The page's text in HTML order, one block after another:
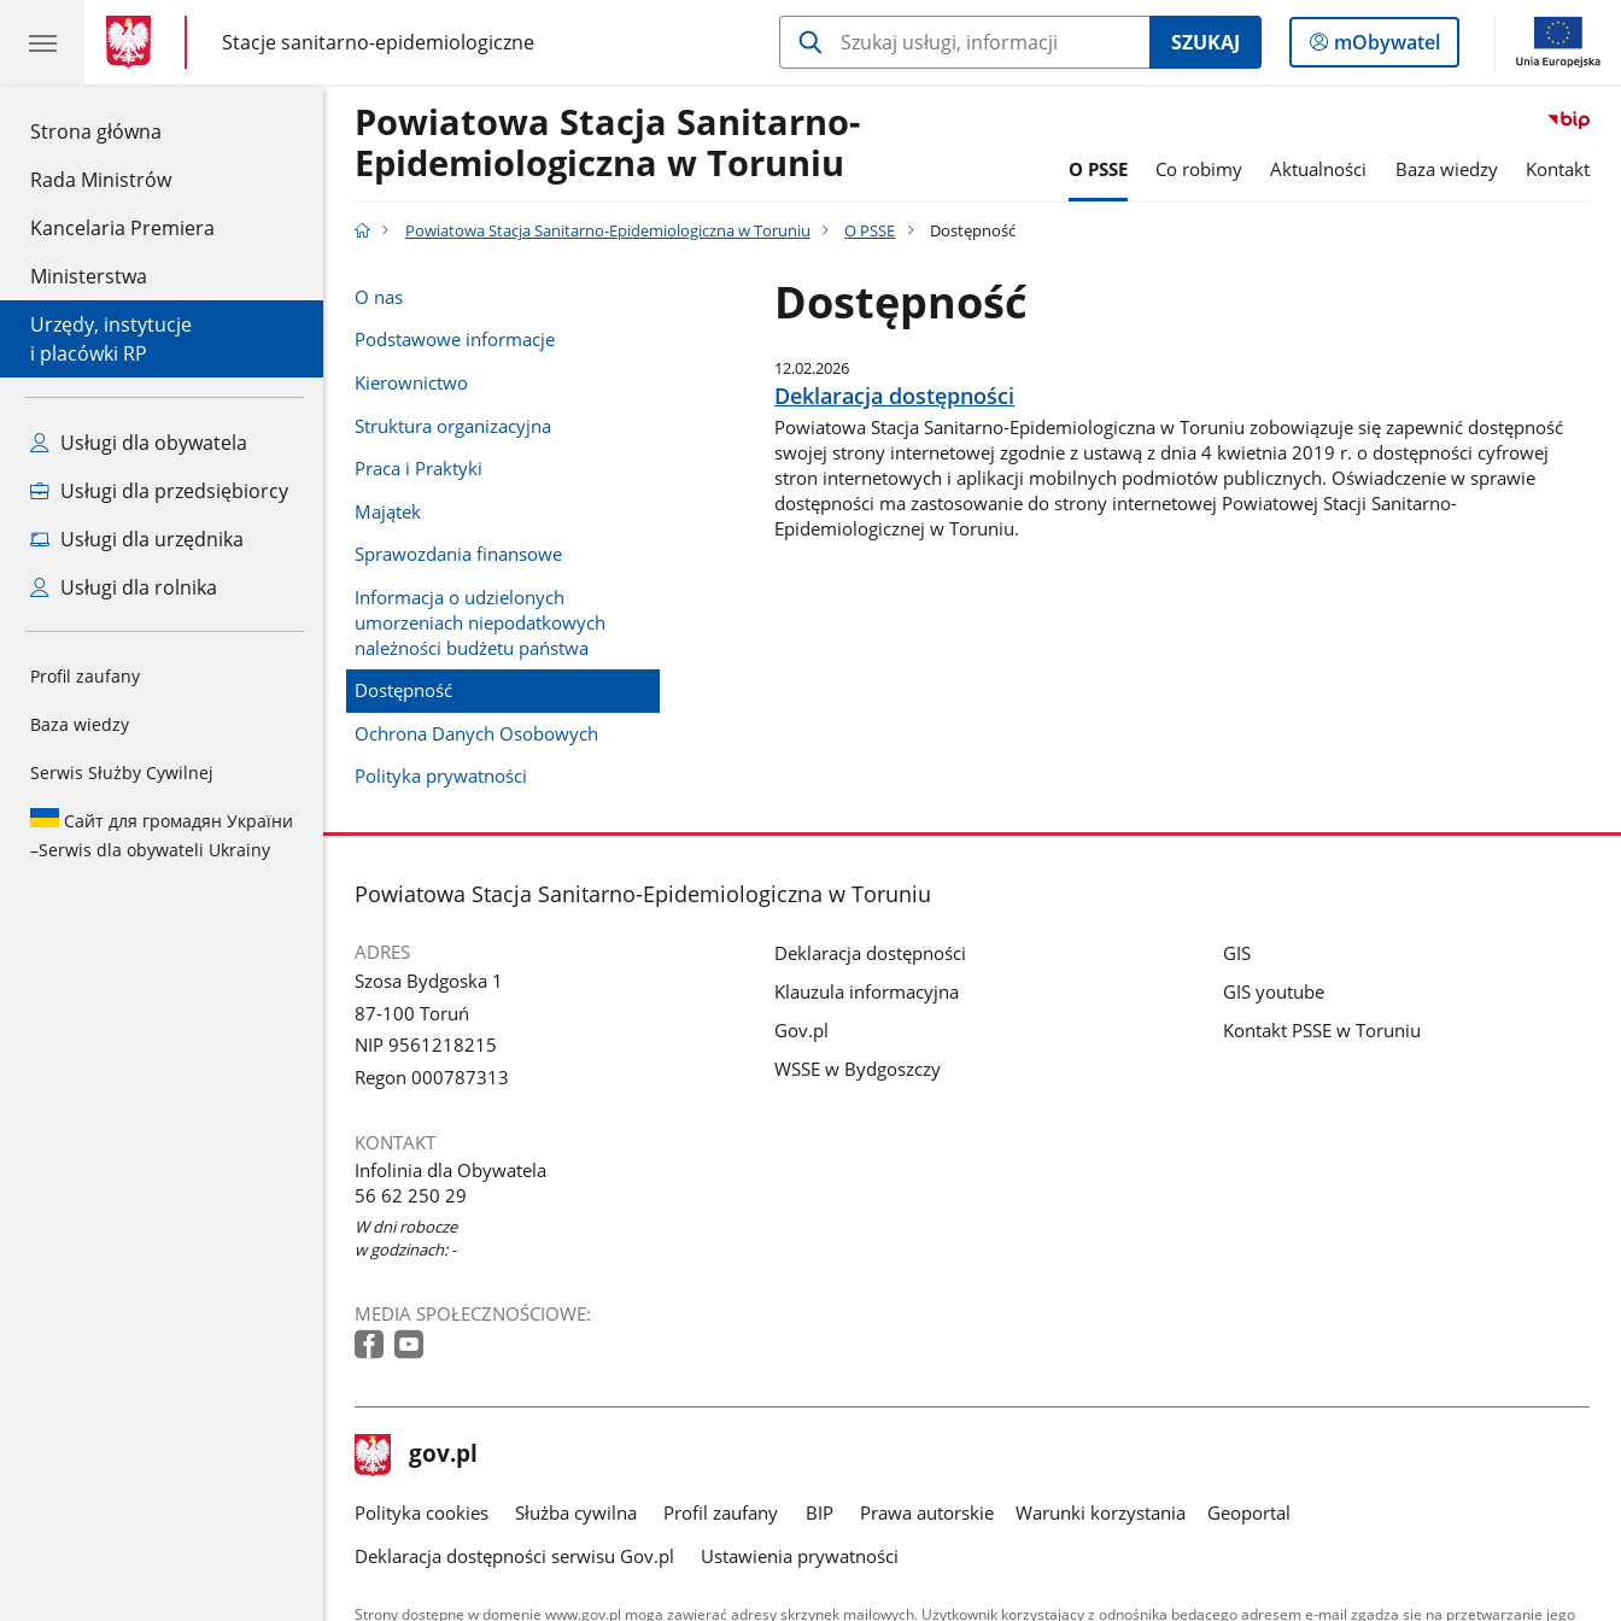
Strona główna
Rada Ministrów
Kancelaria Premiera
Ministerstwa
Urzędy, instytucje
i placówki RP
Usługi dla obywatela
Usługi dla przedsiębiorcy
Usługi dla urzędnika
Usługi dla rolnika
Profil zaufany
Baza wiedzy
Serwis Służby Cywilnej
Сайт для громадян України
–Serwis dla obywateli Ukrainy
gov.pl
gov.pl
Stacje sanitarno-epidemiologiczne
gov.pl
Stacje
sanitarno-
epidemiologiczne
SZUKAJ
Logowanie
do
mObywatel
Powiatowa Stacja Sanitarno-
Epidemiologiczna w Toruniu
O PSSE Co robimy Aktualności Baza wiedzy Kontakt
Powiatowa Stacja Sanitarno-Epidemiologiczna w Toruniu O PSSE Dostępność
O nas
Podstawowe informacje
Kierownictwo
Struktura organizacyjna
Praca i Praktyki
Majątek
Sprawozdania finansowe
Informacja o udzielonych
umorzeniach niepodatkowych
należności budżetu państwa
Dostępność
Ochrona Danych Osobowych
Polityka prywatności
Dostępność
12.02.2026
Deklaracja dostępności
Powiatowa Stacja Sanitarno-Epidemiologiczna w Toruniu zobowiązuje się zapewnić dostępność
swojej strony internetowej zgodnie z ustawą z dnia 4 kwietnia 2019 r. o dostępności cyfrowej
stron internetowych i aplikacji mobilnych podmiotów publicznych. Oświadczenie w sprawie
dostępności ma zastosowanie do strony internetowej Powiatowej Stacji Sanitarno-
Epidemiologicznej w Toruniu.
stopka
Powiatowa Stacja Sanitarno-Epidemiologiczna w Toruniu
ADRES
Szosa Bydgoska 1
87-100 Toruń
NIP 9561218215
Regon 000787313
KONTAKT
Infolinia dla Obywatela
56 62 250 29
W dni robocze
w godzinach: -
MEDIA SPOŁECZNOŚCIOWE:
Deklaracja dostępności
Klauzula informacyjna
Gov.pl
WSSE w Bydgoszczy
GIS
GIS youtube
Kontakt PSSE w Toruniu
stopka
gov.pl Strona
gov.pl
gov.pl
Polityka cookies Służba cywilna Profil zaufany BIP Prawa autorskie Warunki korzystania
Geoportal
Deklaracja dostępności serwisu Gov.pl
Ustawienia prywatności
Strony dostępne w domenie www.gov.pl mogą zawierać adresy skrzynek mailowych. Użytkownik korzystający z odnośnika będącego adresem e-mail zgadza się na przetwarzanie jego